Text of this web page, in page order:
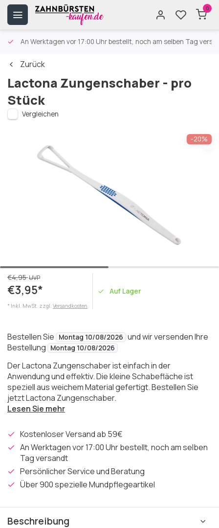
0
An Werktagen vor 17:00 Uhr bestellt, noch am selben Tag
Zurück
Lactona Zungenschaber - pro
Stück
Vergleichen
-20%
€4,95UVP
€3,95*
* Inkl. MwSt. zzgl. Versandkosten
Auf Lager
Bestellen Sie Montag 10/08/2026 und wir versenden Ihre
Bestellung
Montag 10/08/2026
Der Lactona Zungenschaber ist einfach in der
Anwendung und effektiv. Die kleine Schabefläche ist
speziell aus weichem Material gefertigt. Bestellen Sie
jetzt Lactona Zungenschaber.
Lesen Sie mehr
Kostenloser Versand ab 59€
An Werktagen vor 17:00 Uhr bestellt, noch am selben
Tag versandt
Persönlicher Service und Beratung
Über 900 spezielle Mundpflegeartikel
Beschreibung